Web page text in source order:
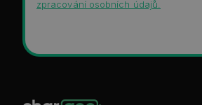
zpracování osobních údajů.